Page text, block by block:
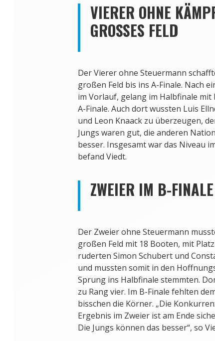
VIERER OHNE
GROSSES FELD
Der Vierer ohne Steuermann
großen Feld bis ins A-Finale. Nach
im Vorlauf, gelang im Halbfinale mit
A-Finale. Auch dort wussten Luis
und Leon Knaack zu überzeugen,
Jungs waren gut, die anderen
besser. Insgesamt war das Niveau
befand Viedt.
ZWEIER IM B-FINALE
Der Zweier ohne Steuermann
großen Feld mit 18 Booten, mit
ruderten Simon Schubert und
und mussten somit in den
Sprung ins Halbfinale stemmten.
zu Rang vier. Im B-Finale fehlten
bisschen die Körner. „Die
Ergebnis im Zweier ist am Ende
Die Jungs können das besser“, so